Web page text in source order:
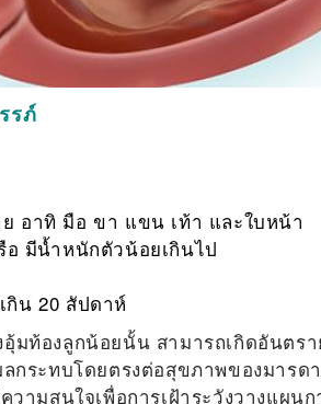
รภ์
อาทิ มือ ขา แขน เท้า และใบหน้า
มีน้ำหนักตัวน้อยเกินไป
กิน 20 สัปดาห์
มท้องลูกน้อยนั้น สามารถเกิดอันตร
กระทบโดยตรงต่อสุขภาพของมารด
ามสนใจเพื่อการเฝ้าระวังวางแผน